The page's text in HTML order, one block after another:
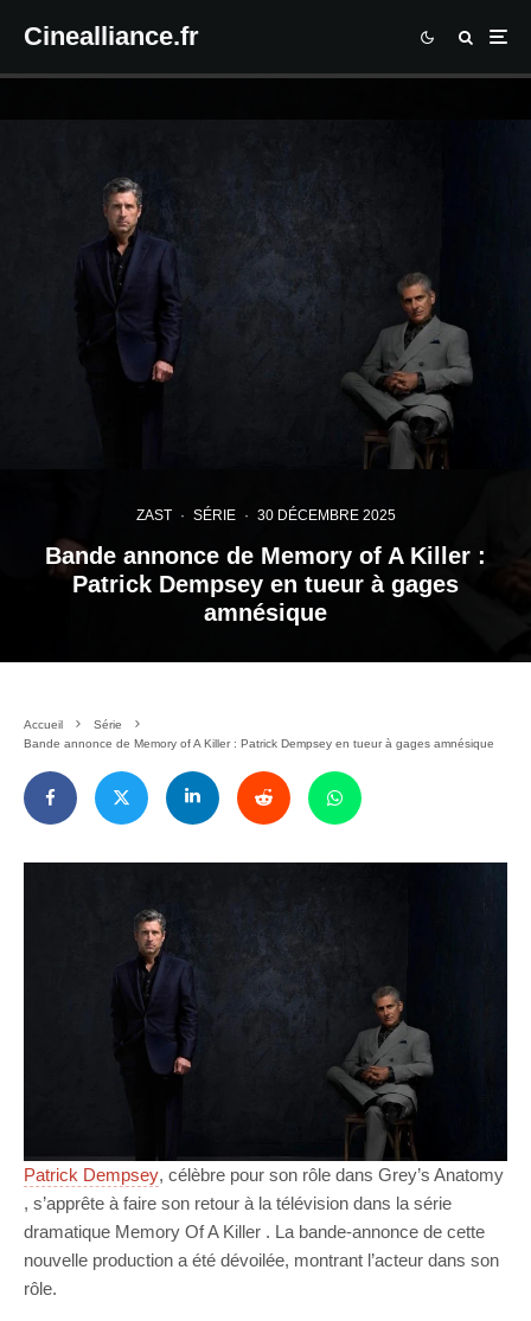
Cinealliance.fr
ZAST · SÉRIE · 30 DÉCEMBRE 2025
Bande annonce de Memory of A Killer :
Patrick Dempsey en tueur à gages
amnésique
Accueil
Série
Bande annonce de Memory of A Killer : Patrick Dempsey en tueur à gages amnésique
Patrick Dempsey, célèbre pour son rôle dans Grey’s Anatomy
, s’apprête à faire son retour à la télévision dans la série
dramatique Memory Of A Killer . La bande-annonce de cette
nouvelle production a été dévoilée, montrant l’acteur dans son
rôle.